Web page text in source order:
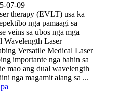
07-09
therapy (EVLT) usa ka
nga pamaagi sa
veins sa ubos nga mga
Wavelength Laser
Versatile Medical Laser
importante nga bahin sa
mao ang dual wavelength
nga magamit alang sa ...